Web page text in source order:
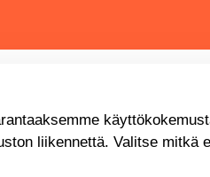
liikennettä. Valitse mitkä